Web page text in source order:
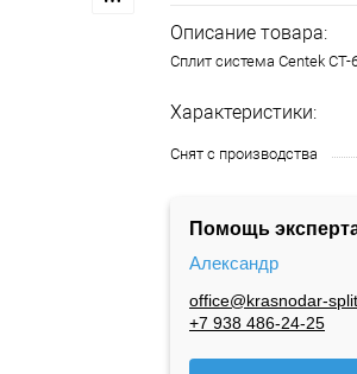
Описание товара:
Сплит система Centek CT-
Характеристики:
Снят с производства
Помощь
Александр
office@krasnodar-
+7 938 486-24-25